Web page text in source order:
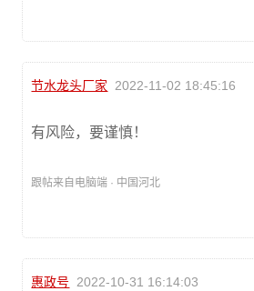
节水龙头厂家 2022-11-02 18:45:16
有风险，要谨慎！
跟帖来自电脑端 · 中国河北
惠政号 2022-10-31 16:14:03